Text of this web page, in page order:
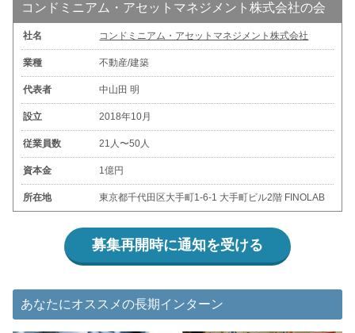
コンドミニアム・アセットマネジメント株式会社の会
社概要
社名 コンドミニアム・アセットマネジメント株式会社
業種 不動産/建築
代表者 中山田 明
設立 2018年10月
従業員数 21人〜50人
資本金 1億円
所在地 東京都千代田区大手町1-6-1 大手町ビル2階 FINOLAB
募集再開時に通知を受ける
あなたにオススメの長期インターン